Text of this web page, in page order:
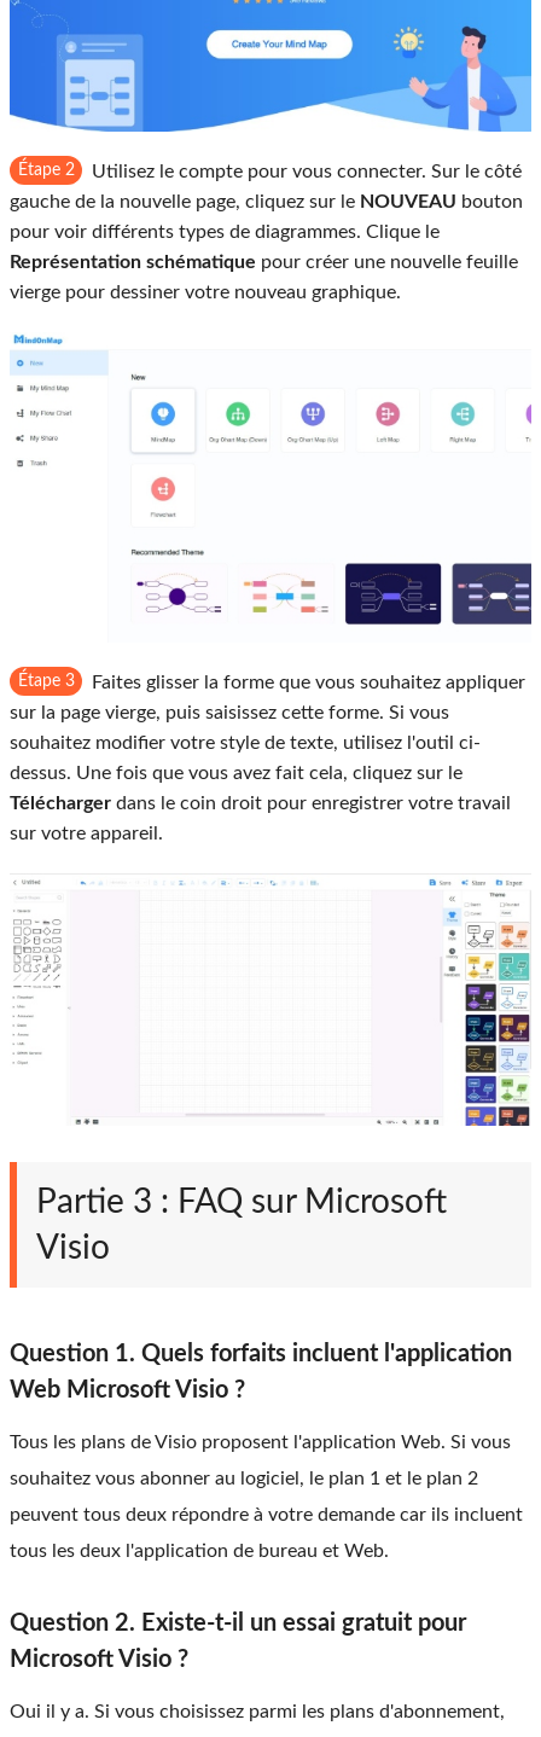
Étape 2
Utilisez le compte pour vous connecter. Sur le côté
gauche de la nouvelle page, cliquez sur le NOUVEAU bouton
pour voir différents types de diagrammes. Clique le
Représentation schématique pour créer une nouvelle feuille
vierge pour dessiner votre nouveau graphique.
Étape 3
Faites glisser la forme que vous souhaitez appliquer
sur la page vierge, puis saisissez cette forme. Si vous
souhaitez modifier votre style de texte, utilisez l'outil ci-
dessus. Une fois que vous avez fait cela, cliquez sur le
Télécharger dans le coin droit pour enregistrer votre travail
sur votre appareil.
Partie 3 : FAQ sur Microsoft
Visio
Question 1. Quels forfaits incluent l'application
Web Microsoft Visio ?
Tous les plans de Visio proposent l'application Web. Si vous
souhaitez vous abonner au logiciel, le plan 1 et le plan 2
peuvent tous deux répondre à votre demande car ils incluent
tous les deux l'application de bureau et Web.
Question 2. Existe-t-il un essai gratuit pour
Microsoft Visio ?
Oui il y a. Si vous choisissez parmi les plans d'abonnement,